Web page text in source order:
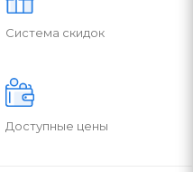
Система скидок
Доступные цены